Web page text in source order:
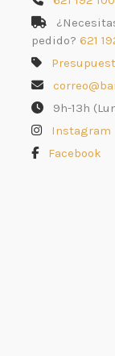
pedido? 621
9h-13h
Instagram
Facebook